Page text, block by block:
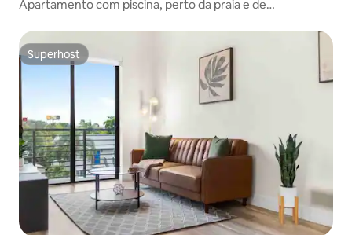
Apartamento com piscina, perto da praia e de
Superhost
Superhost